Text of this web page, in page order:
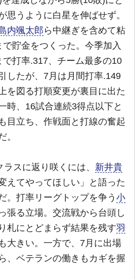
思うように白星を伸ばせず。
内颯太郎ら中継ぎを含めて粘
貯金をつくった。今季加入
で打率.317、チーム最多の10
したが、7月は月間打率.149
を図る打順変更が裏目に出た
時、16試合連続3得点以下と
目立ち、作戦面と打線の奮起
。
スに返り咲くには、 新井貴
えてやってほしい」と語った
。打率リーグトップを争う 小
張る立場。交流戦から台頭し
札にとどまらず結果を残す羽
大きい。一方で、7月に出場
ら、ベテランの働きもカギを握